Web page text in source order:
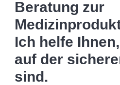
Beratung zur
Ich helfe
auf der
sind.